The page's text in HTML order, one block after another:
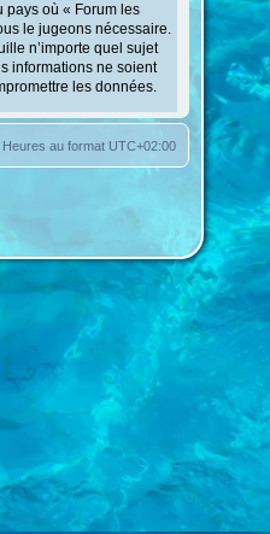
pays où « Forum les
le jugeons nécessaire.
n’importe quel sujet
informations ne soient
les données.
Heures au format UTC+02:00